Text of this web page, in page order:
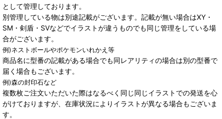
として管理しております。
別管理している物は別途記載がございます。記載が無い場合はXY・
SM・剣盾・SVなどでイラストが違うものでも同じ管理をしている場
合がございます。
例)ネストボールやポケモンいれかえ等
商品名に型番の記載がある場合でも同レアリティの場合は別の型番で
届く場合もございます。
例)森の封印石など
複数枚ご注文いただいた際はなるべく同じ同じイラストでの発送を心
がけておりますが、在庫状況によりイラストが異なる場合もございま
す。